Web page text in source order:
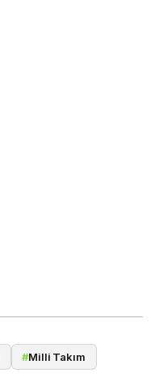
#Milli Takım